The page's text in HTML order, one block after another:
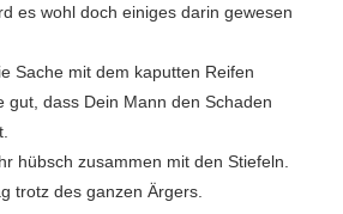
es wohl doch einiges darin gewesen
Sache mit dem kaputten Reifen
gut, dass Dein Mann den Schaden
hübsch zusammen mit den Stiefeln.
trotz des ganzen Ärgers.